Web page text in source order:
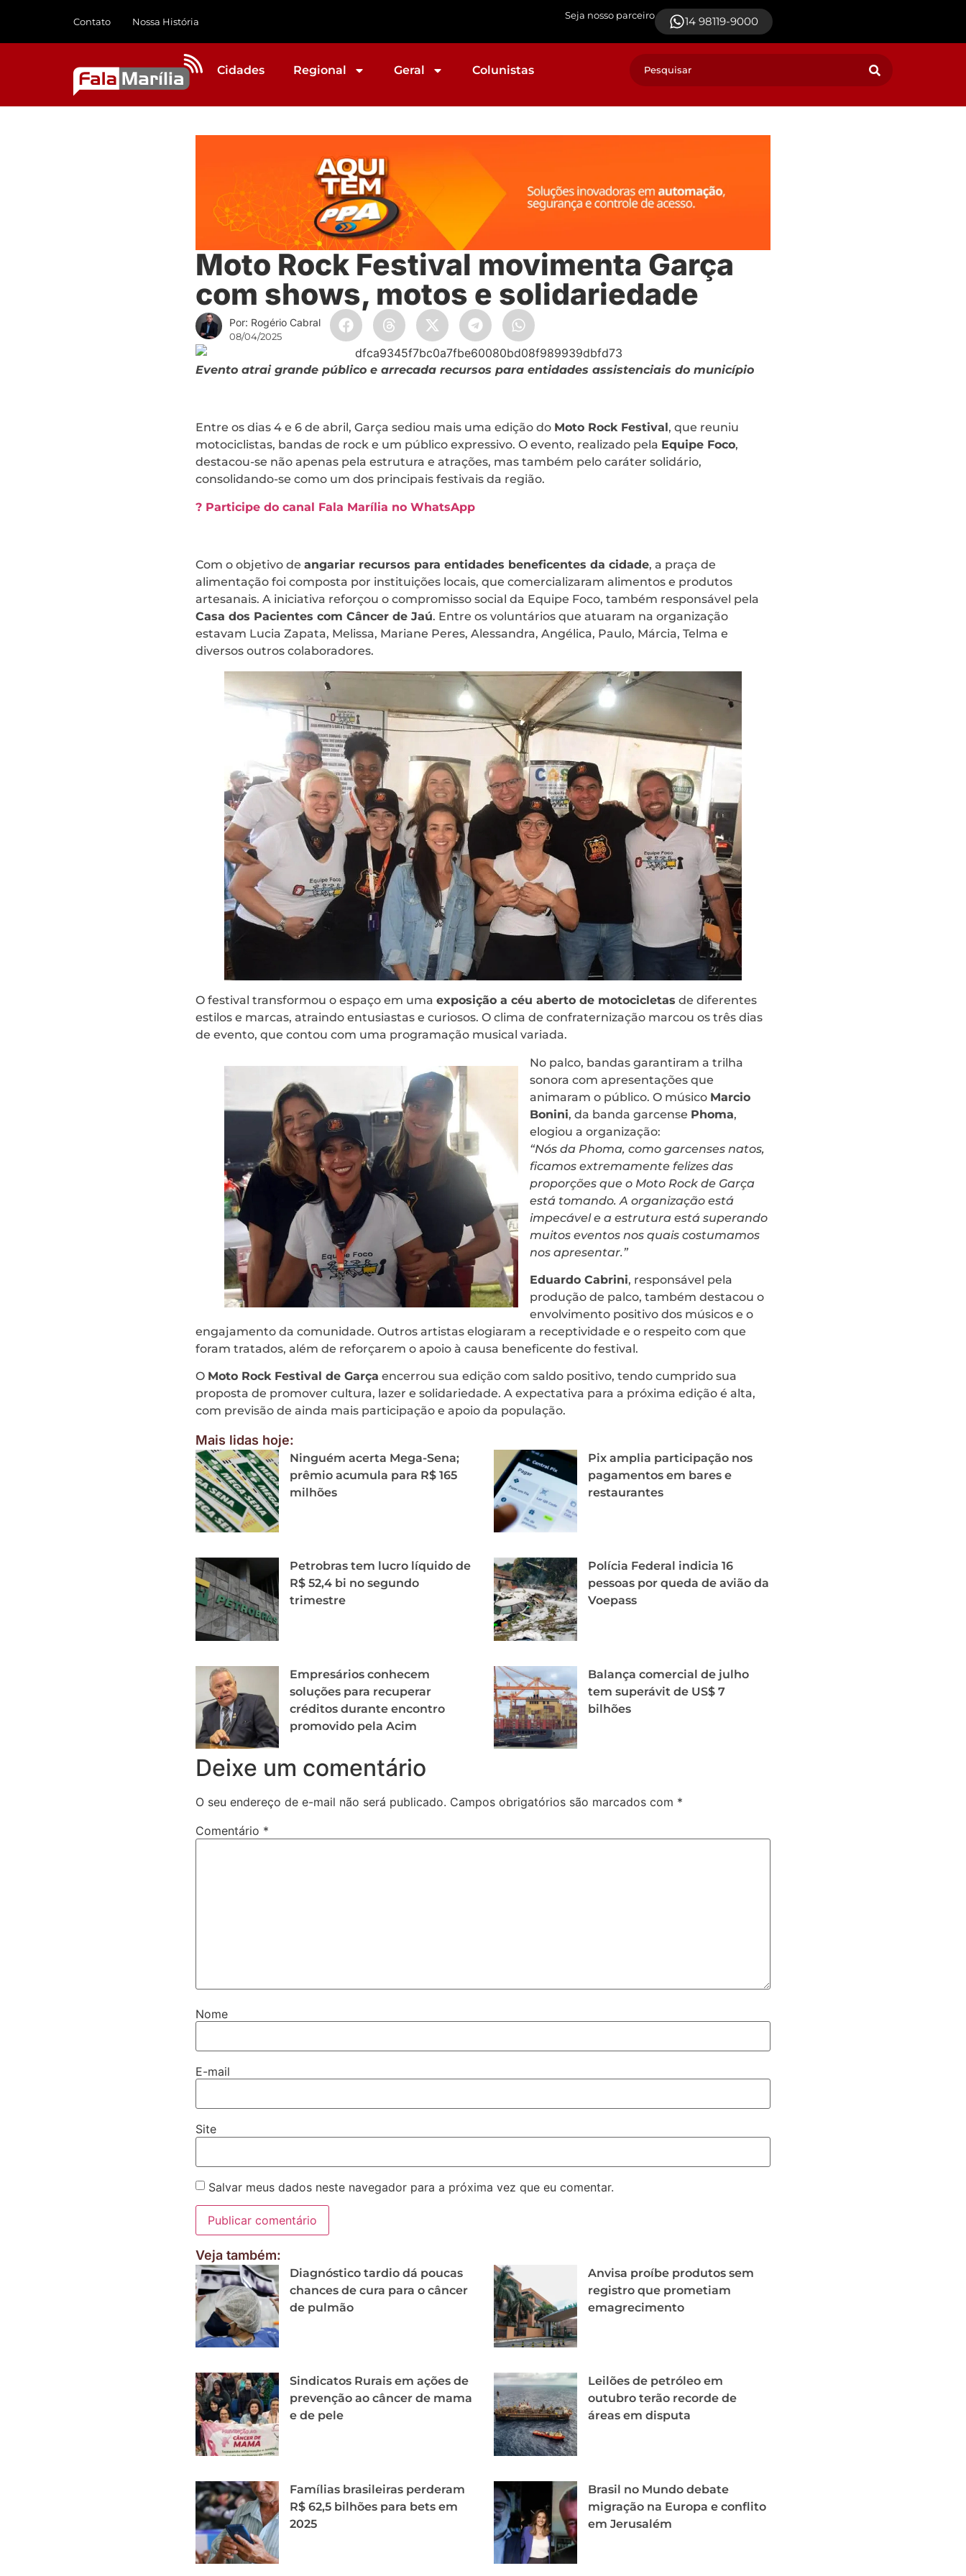
Contato Nossa História
Seja nosso parceiro 14 98119-9000
Cidades Regional Geral Colunistas
Moto Rock Festival movimenta Garça
com shows, motos e solidariedade
Por: Rogério Cabral
08/04/2025
Evento atrai grande público e arrecada recursos para entidades assistenciais do município
Entre os dias 4 e 6 de abril, Garça sediou mais uma edição do Moto Rock Festival , que reuniu
motociclistas, bandas de rock e um público expressivo. O evento, realizado pela Equipe Foco,
destacou-se não apenas pela estrutura e atrações, mas também pelo caráter solidário,
consolidando-se como um dos principais festivais da região.
? Participe do canal Fala Marília no WhatsApp
Com o objetivo de angariar recursos para entidades beneficentes da cidade, a praça de
alimentação foi composta por instituições locais, que comercializaram alimentos e produtos
artesanais. A iniciativa reforçou o compromisso social da Equipe Foco, também responsável pela
Casa dos Pacientes com Câncer de Jaú. Entre os voluntários que atuaram na organização
estavam Lucia Zapata, Melissa, Mariane Peres, Alessandra, Angélica, Paulo, Márcia, Telma e
diversos outros colaboradores.
O festival transformou o espaço em uma exposição a céu aberto de motocicletas de diferentes
estilos e marcas, atraindo entusiastas e curiosos. O clima de confraternização marcou os três dias
de evento, que contou com uma programação musical variada.
No palco, bandas garantiram a trilha
sonora com apresentações que
animaram o público. O músico Marcio
Bonini, da banda garcense Phoma,
elogiou a organização:
“Nós da Phoma, como garcenses natos,
ficamos extremamente felizes das
proporções que o Moto Rock de Garça
está tomando. A organização está
impecável e a estrutura está superando
muitos eventos nos quais costumamos
nos apresentar.”
Eduardo Cabrini, responsável pela
produção de palco, também destacou o
envolvimento positivo dos músicos e o
engajamento da comunidade. Outros artistas elogiaram a receptividade e o respeito com que
foram tratados, além de reforçarem o apoio à causa beneficente do festival.
O Moto Rock Festival de Garça encerrou sua edição com saldo positivo, tendo cumprido sua
proposta de promover cultura, lazer e solidariedade. A expectativa para a próxima edição é alta,
com previsão de ainda mais participação e apoio da população.
Mais lidas hoje:
Ninguém acerta Mega-Sena;
prêmio acumula para R$ 165
milhões
Pix amplia participação nos
pagamentos em bares e
restaurantes
Petrobras tem lucro líquido de
R$ 52,4 bi no segundo
trimestre
Polícia Federal indicia 16
pessoas por queda de avião da
Voepass
Empresários conhecem
soluções para recuperar
créditos durante encontro
promovido pela Acim
Balança comercial de julho
tem superávit de US$ 7
bilhões
Deixe um comentário
O seu endereço de e-mail não será publicado. Campos obrigatórios são marcados com *
Comentário *
Nome
E-mail
Site
Salvar meus dados neste navegador para a próxima vez que eu comentar.
Veja também:
Diagnóstico tardio dá poucas
chances de cura para o câncer
de pulmão
Anvisa proíbe produtos sem
registro que prometiam
emagrecimento
Sindicatos Rurais em ações de
prevenção ao câncer de mama
e de pele
Leilões de petróleo em
outubro terão recorde de
áreas em disputa
Famílias brasileiras perderam
R$ 62,5 bilhões para bets em
2025
Brasil no Mundo debate
migração na Europa e conflito
em Jerusalém